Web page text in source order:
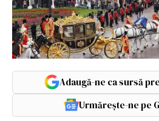
Adaugă-ne ca sursă
Urmărește-ne pe